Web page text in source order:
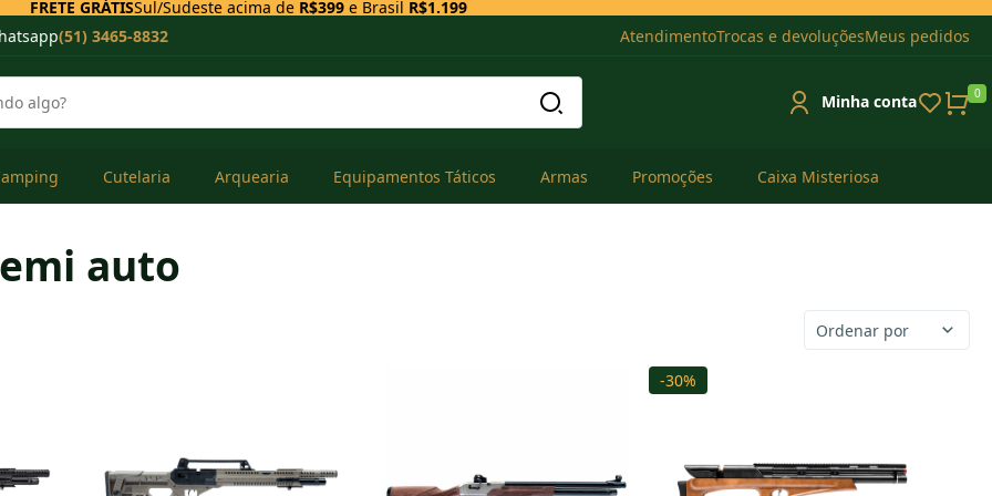
FRETE GRÁTISSul/Sudeste acima de R$399e Brasil R$1.199
(51) 3465-8832 AtendimentoTrocas e devoluçõesMeus pedidos
Minha conta 0
Cutelaria Arquearia Equipamentos Táticos Armas Promoções Caixa Misteriosa
auto
Ordenar por
-30%